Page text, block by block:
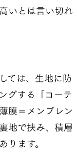
いとは言い切れ
ては、生地に防
グする「コーテ
膜＝メンブレン
地で挟み、積層
ります。